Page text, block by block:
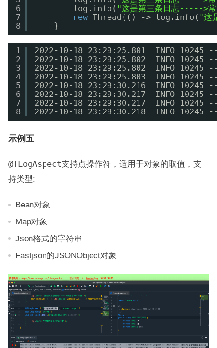
6
7
8
log.info( "这是第三条日志----->常
new Thread(() -> log.info( "这
}
1
2
3
4
5
6
7
8
2022-10-18 23:29:25.801  INFO 10245
2022-10-18 23:29:25.802  INFO 10245
2022-10-18 23:29:25.802  INFO 10245
2022-10-18 23:29:25.803  INFO 10245
2022-10-18 23:29:30.216  INFO 10245
2022-10-18 23:29:30.217  INFO 10245
2022-10-18 23:29:30.217  INFO 10245
2022-10-18 23:29:30.218  INFO 10245
示例五
@TLogAspect支持点操作符，适用于对象的取值，支
持类型:
Bean对象
Map对象
Json格式的字符串
Fastjson的JSONObject对象